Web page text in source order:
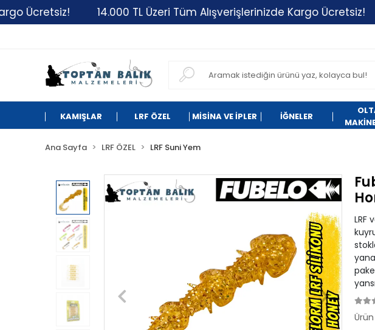
14.000 TL Üzeri Tüm Alışverişlerinizde Kargo Ücretsiz!
KAMIŞLAR LRF ÖZEL MİSİNA VE İPLER İĞNELER
Ana Sayfa LRF ÖZEL LRF Suni Yem
LRF